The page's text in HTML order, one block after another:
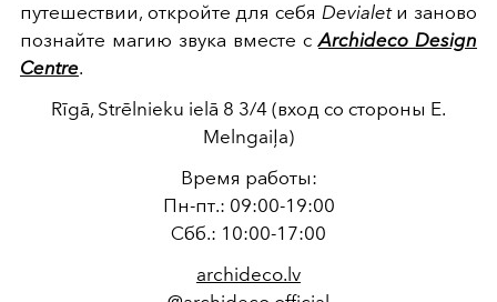
путешествии, откройте для себя Devialetи заново
познайте магию звука вместе сArchideco Design
Centre.
Rīgā, Strēlnieku ielā 8 3/4 (вход со стороны E.
Melngaiļa)
Время работы:
Пн-пт.: 09:00-19:00
Сбб.: 10:00-17:00
archideco.lv